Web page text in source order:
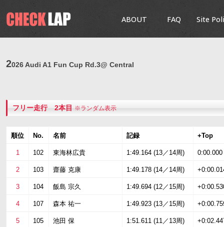
ABOUT FAQ Site
2026 Audi A1 Fun Cup Rd.3@ Central
フリー走行 2本目 ※ランダム表示
順位 No. 名前 記録 +Top
1 102 東海林広貴 1:49.164 (13／14周) 0:00.000
2 103 齋藤 克康 1:49.178 (14／14周)
3 104 飯島 宗久 1:49.694 (12／15周)
4 107 森本 祐一 1:49.923 (13／15周)
5 105 池田 保 1:51.611 (11／13周)